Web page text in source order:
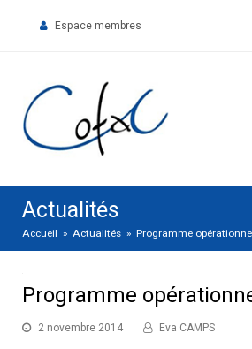
Espace membres
Actualités
Accueil » Actualités » Programme
Programme
2 novembre 2014 Eva CAMPS